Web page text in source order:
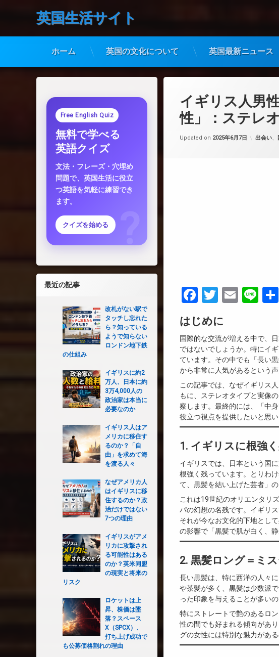
コ
英国生活サイト
ホーム 英国の文化について 英国最新ニュース
イギリス人男
性」：ステレ
Updated on 2025年6月7日 カテゴリ
出会い、
Facebook
Twitter
Email
Line
はじめに
国際的な交流が増える中で、
ではないでしょうか。特にイ
ています。その中でも「長い
から非常に人気があるという声
この記事では、なぜイギリス
もに、ステレオタイプと実像
察します。最終的には、「中
役立つ視点を提供したいと思い
1. イギリスに根強
イギリスでは、日本という国
根強く残っています。とりわ
て、黒髪を結い上げた芸者」
これは19世紀のオリエンタリ
パの幻想の名残です。イギリ
それが今なお文化的下地とし
の影響で「黒髪で肌が白く、
2. 黒髪ロング＝ミ
長い黒髪は、特に西洋の人々
や茶髪が多く、黒髪は少数派
った印象を与えることが多いの
特にストレートで艶のあるロ
性の間でも好まれる傾向があ
グの女性には特別な魅力がある
Free English Quiz
無料で学べる
英語クイズ
文法・フレーズ・穴埋め
問題で、英国生活に役立
つ英語を気軽に練習でき
ます。
クイズを始める
最近の記事
改札がない駅で
タッチし忘れた
ら？知っている
ようで知らない
ロンドン地下鉄
の仕組み
イギリスに約2
万人、日本に約
3万4,000人の
政治家は本当に
必要なのか
イギリス人はア
メリカに移住す
るのか？「自
由」を求めて海
を渡る人々
なぜアメリカ人
はイギリスに移
住するのか？政
治だけではない
7つの理由
イギリスがアメ
リカに攻撃され
る可能性はある
のか？英米同盟
の現実と将来の
リスク
ロケットは上
昇、株価は墜
落？スペース
X（SPCX）、
打ち上げ成功で
も公募価格割れの理由